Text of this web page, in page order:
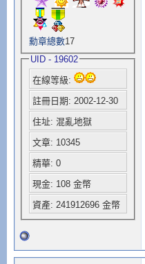
勳章總數17
UID - 19602
在線等級:
註冊日期: 2002-12-30
住址: 混亂地獄
文章: 10345
精華: 0
現金: 108 金幣
資產: 241912696 金幣